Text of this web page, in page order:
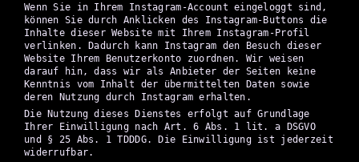
Wenn Sie in Ihrem Instagram-Account eingeloggt sind,
können Sie durch Anklicken des Instagram-Buttons die
Inhalte dieser Website mit Ihrem Instagram-Profil
verlinken. Dadurch kann Instagram den Besuch dieser
Website Ihrem Benutzerkonto zuordnen. Wir weisen
darauf hin, dass wir als Anbieter der Seiten keine
Kenntnis vom Inhalt der übermittelten Daten sowie
deren Nutzung durch Instagram erhalten.
Die Nutzung dieses Dienstes erfolgt auf Grundlage
Ihrer Einwilligung nach Art. 6 Abs. 1 lit. a DSGVO
und § 25 Abs. 1 TDDDG. Die Einwilligung ist jederzeit
widerrufbar.